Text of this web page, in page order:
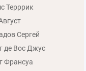
Терррик
Сергей
де Вос Джус
Франсуа